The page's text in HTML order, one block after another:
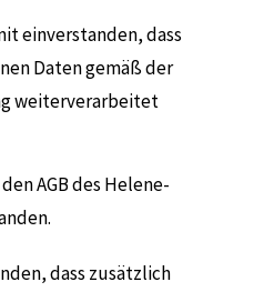
einverstanden, dass
Daten gemäß der
weiterverarbeitet
AGB des Helene-
dass zusätzlich